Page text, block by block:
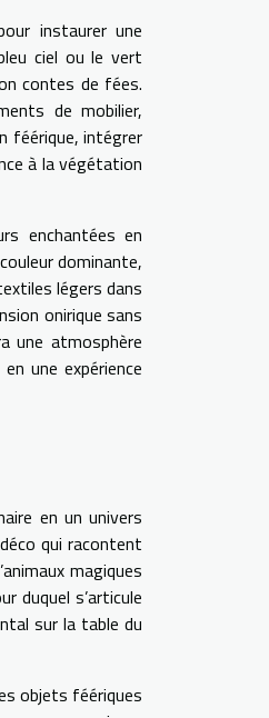
instaurer une
ciel ou le vert
contes de fées.
de mobilier,
féérique, intégrer
à la végétation
enchantées en
dominante,
légers dans
onirique sans
une atmosphère
une expérience
en un univers
qui racontent
magiques
duquel s’articule
sur la table du
objets féériques